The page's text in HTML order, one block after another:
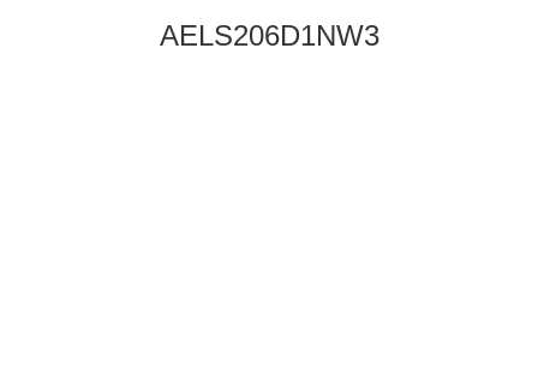
AELS206D1NW3